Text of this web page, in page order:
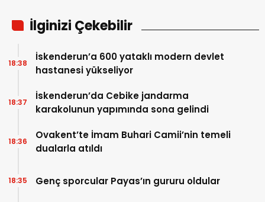
İlginizi Çekebilir
İskenderun’a 600 yataklı modern devlet
hastanesi yükseliyor
18:38
İskenderun’da Cebike jandarma
karakolunun yapımında sona gelindi
18:37
Ovakent’te İmam Buhari Camii’nin temeli
dualarla atıldı
18:36
Genç sporcular Payas’ın gururu oldular
18:35